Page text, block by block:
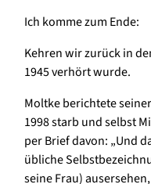
Ich komme zum Ende:
Kehren wir zurück in
1945 verhört wurde.
Moltke berichtete
1998 starb und selbst
per Brief davon: „Und
übliche
seine Frau)